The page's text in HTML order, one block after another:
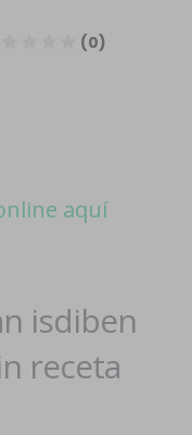
aquí
isdiben
receta